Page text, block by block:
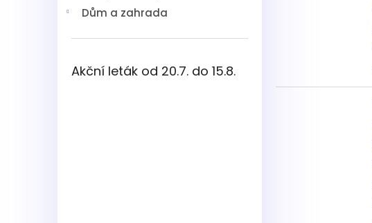
Dům a zahrada
Akční leták od 20.7. do 15.8.